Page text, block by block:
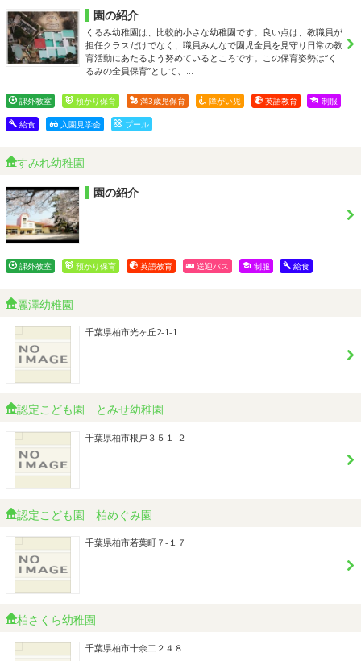
園の紹介
くるみ幼稚園は、比較的小さな幼稚園です。良い点は、教職員が
担任クラスだけでなく、職員みんなで園児全員を見守り日常の教
育活動にあたるよう努めているところです。この保育姿勢は“く
るみの全員保育”として、…
課外教室 預かり保育 満3歳児保育 障がい児 英語教育 制服
給食 入園見学会 プール
すみれ幼稚園
園の紹介
課外教室 預かり保育 英語教育 送迎バス 制服 給食
麗澤幼稚園
千葉県柏市光ヶ丘2-1-1
認定こども園 とみせ幼稚園
千葉県柏市根戸３５１-２
認定こども園 柏めぐみ園
千葉県柏市若葉町７-１７
柏さくら幼稚園
千葉県柏市十余二２４８